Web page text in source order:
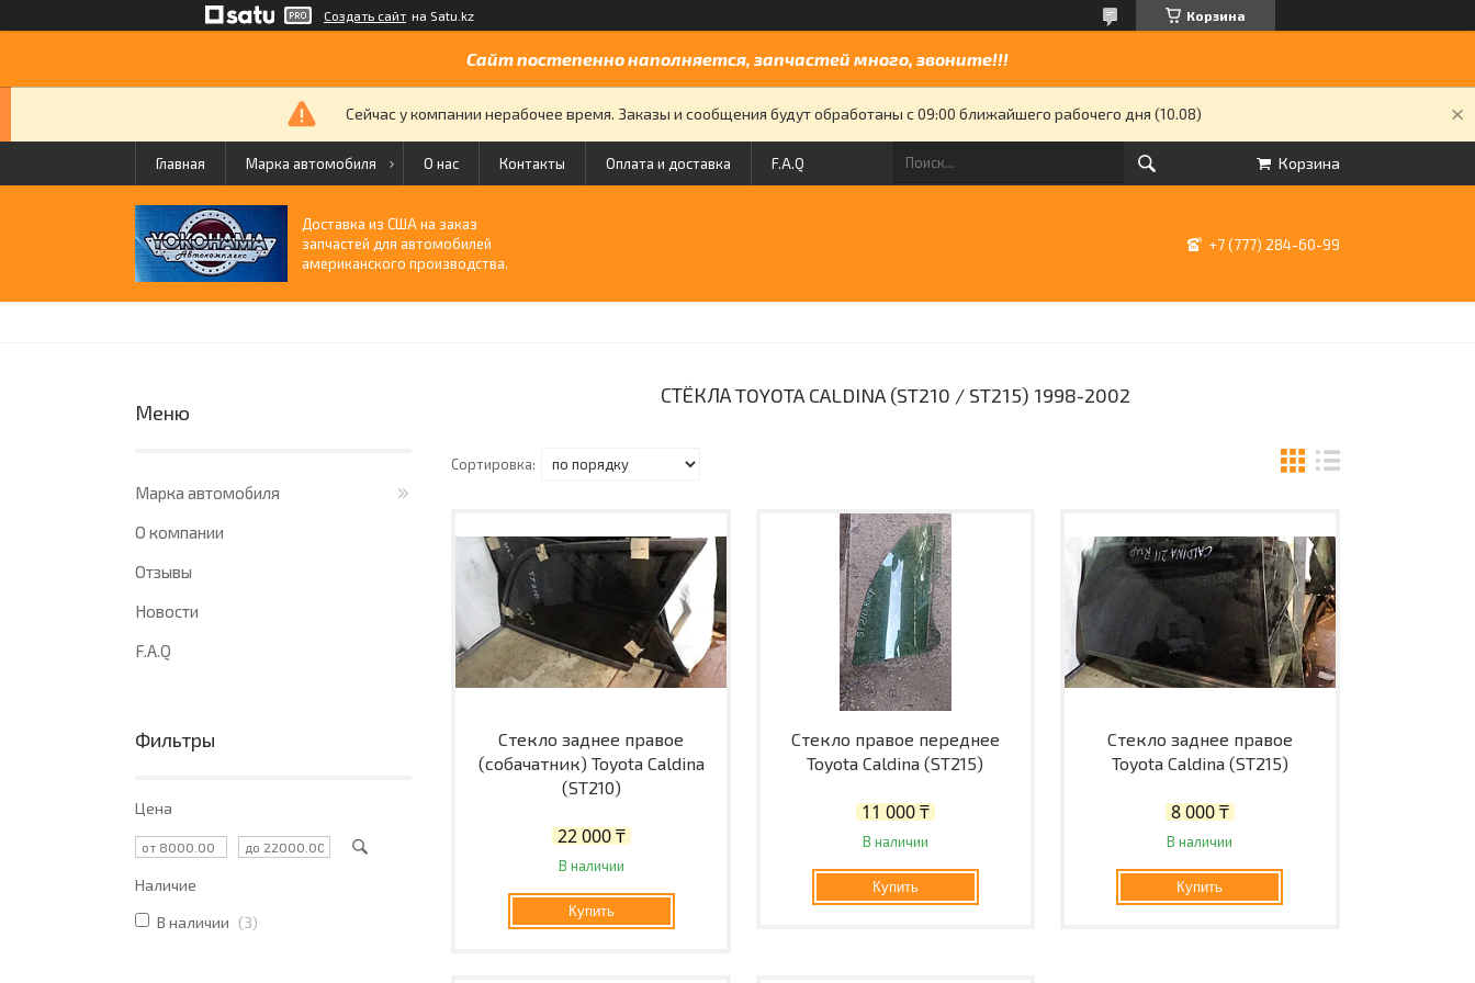
Создать сайт на Satu.kz Корзина
Сайт постепенно наполняется, запчастей много, звоните!!!
Сейчас у компании нерабочее время. Заказы и сообщения будут обработаны с 09:00 ближайшего рабочего дня (10.08)
Главная Марка автомобиля О нас Контакты Оплата и доставка F.A.Q Корзина
Доставка из США на заказ
запчастей для автомобилей
американского производства.
+7 (777) 284-60-99
СТЁКЛА TOYOTA CALDINA (ST210 / ST215) 1998-2002
Стекло заднее правое
(собачатник) Toyota Caldina
(ST210)
22 000 ₸
В наличии
Купить
Стекло правое переднее
Toyota Caldina (ST215)
11 000 ₸
В наличии
Купить
Стекло заднее правое
Toyota Caldina (ST215)
8 000 ₸
В наличии
Купить
Марка автомобиля
О компании
Отзывы
Новости
F.A.Q
Фильтры
Цена
Наличие
В наличии
3